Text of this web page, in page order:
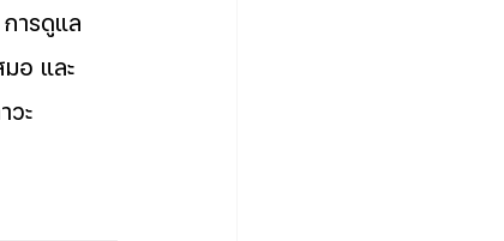
ารดูแล
อ และ
วะ